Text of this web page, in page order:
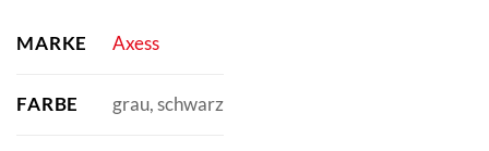
MARKE Axess
FARBE grau, schwarz